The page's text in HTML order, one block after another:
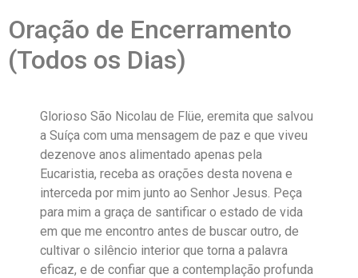
Oração de Encerramento
(Todos os Dias)
Glorioso São Nicolau de Flüe, eremita que salvou
a Suíça com uma mensagem de paz e que viveu
dezenove anos alimentado apenas pela
Eucaristia, receba as orações desta novena e
interceda por mim junto ao Senhor Jesus. Peça
para mim a graça de santificar o estado de vida
em que me encontro antes de buscar outro, de
cultivar o silêncio interior que torna a palavra
eficaz, e de confiar que a contemplação profunda